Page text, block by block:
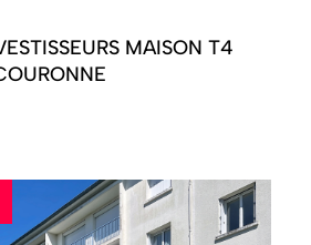
MAISON T4